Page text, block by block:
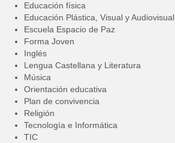
Educación física
Educación Plástica, Visual y Audiovisual
Escuela Espacio de Paz
Forma Joven
Inglés
Lengua Castellana y Literatura
Música
Orientación educativa
Plan de convivencia
Religión
Tecnología e Informática
TIC